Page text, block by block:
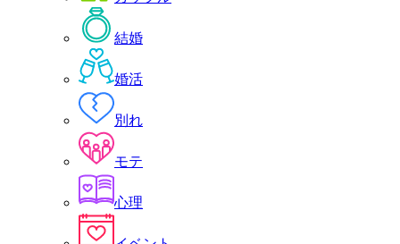
結婚
婚活
別れ
モテ
心理